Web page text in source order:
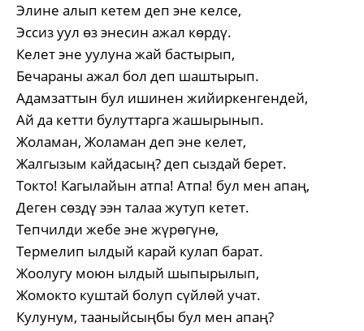
Элине алып кетем деп эне келсе,
Эссиз уул өз энесин ажал көрдү.
Келет эне уулуна жай бастырып,
Бечараны ажал бол деп шаштырып.
Адамзаттын бул ишинен жийиркенгендей,
Ай да кетти булуттарга жашырынып.
Жоламан, Жоламан деп эне келет,
Жалгызым кайдасың? деп сыздай берет.
Токто! Кагылайын атпа! Атпа! бул мен апаң,
Деген сөздү ээн талаа жутуп кетет.
Тепчилди жебе эне жүрөгүнө,
Термелип ылдый карай кулап барат.
Жоолугу моюн ылдый шыпырылып,
Жомокто куштай болуп сүйлөй учат.
Кулунум, тааныйсыңбы бул мен апаң?